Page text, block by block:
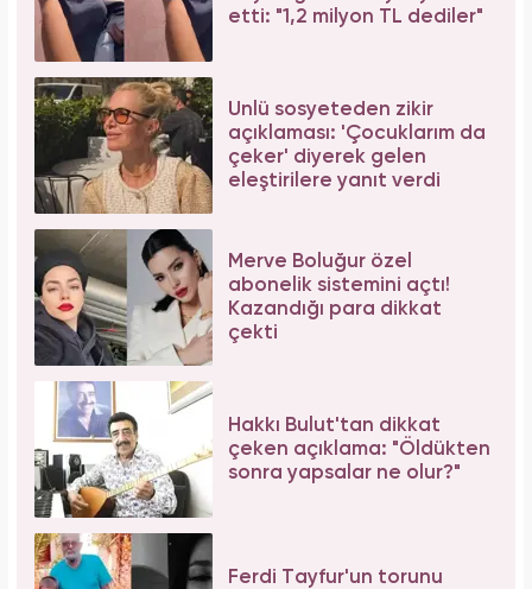
etti: "1,2 milyon TL dediler"
Ünlü sosyeteden zikir
açıklaması: 'Çocuklarım da
çeker' diyerek gelen
eleştirilere yanıt verdi
Merve Boluğur özel
abonelik sistemini açtı!
Kazandığı para dikkat
çekti
Hakkı Bulut'tan dikkat
çeken açıklama: "Öldükten
sonra yapsalar ne olur?"
Ferdi Tayfur'un torunu